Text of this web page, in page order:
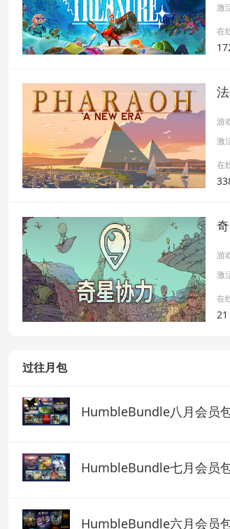
激
在
游
激
在
游
激
在
21
过往月包
HumbleBundle八月会员包
HumbleBundle七月会员包
HumbleBundle六月会员包